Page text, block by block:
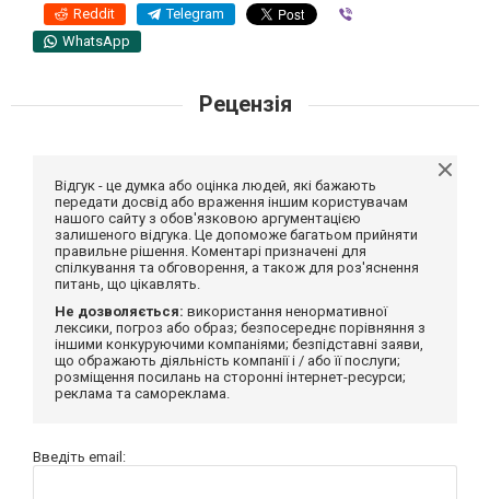
Reddit Telegram
WhatsApp
Рецензія
Відгук - це думка або оцінка людей, які бажають
передати досвід або враження іншим користувачам
нашого сайту з обов'язковою аргументацією
залишеного відгука. Це допоможе багатьом прийняти
правильне рішення. Коментарі призначені для
спілкування та обговорення, а також для роз'яснення
питань, що цікавлять.
Не дозволяється: використання ненормативної
лексики, погроз або образ; безпосереднє порівняння з
іншими конкуруючими компаніями; безпідставні заяви,
що ображають діяльність компанії і / або її послуги;
розміщення посилань на сторонні інтернет-ресурси;
реклама та самореклама.
Введіть email: